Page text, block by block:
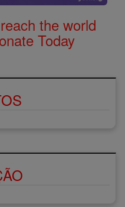
the world
Today